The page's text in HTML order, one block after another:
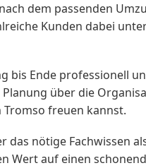
dem passenden
Kunden dabei
bis Ende professionell
über die
freuen kannst.
nötige Fachwissen
auf einen